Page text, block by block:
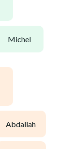
michel
abdallah